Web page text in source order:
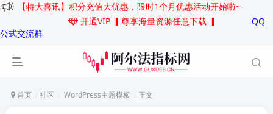
【特大喜讯】积分充值大优惠，限时1个月优惠活动开始啦~
开通VIP ▎尊享海量资源任意下载 ▎
QQ
公式交流群
首页 社区 WordPress主题模板 正文